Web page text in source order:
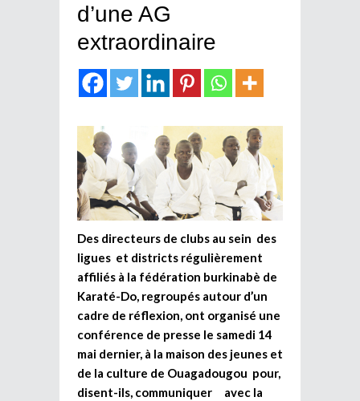
d’une AG
extraordinaire
Des directeurs de clubs au sein des
ligues et districts régulièrement
affiliés à la fédération burkinabè de
Karaté-Do, regroupés autour d’un
cadre de réflexion, ont organisé une
conférence de presse le samedi 14
mai dernier, à la maison des jeunes et
de la culture de Ouagadougou pour,
disent-ils, communiquer avec la